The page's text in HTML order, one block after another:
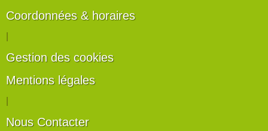
Coordonnées & horaires
Gestion des cookies
Mentions légales
Nous Contacter